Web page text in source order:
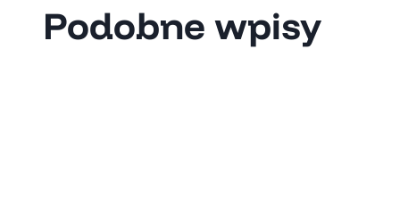
Podobne wpisy